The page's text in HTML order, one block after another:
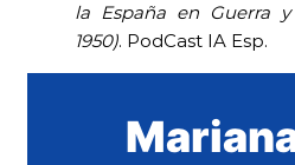
la España en Guerra y
1950). PodCast IA Esp.